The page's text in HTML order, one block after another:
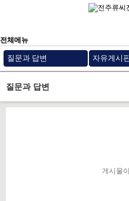
전체메뉴
질문과 답변 자유게시
질문과 답변
게시물